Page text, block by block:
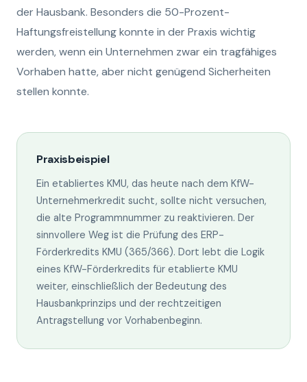
der Hausbank. Besonders die 50-Prozent-
Haftungsfreistellung konnte in der Praxis wichtig
werden, wenn ein Unternehmen zwar ein tragfähiges
Vorhaben hatte, aber nicht genügend Sicherheiten
stellen konnte.
Praxisbeispiel
Ein etabliertes KMU, das heute nach dem KfW-
Unternehmerkredit sucht, sollte nicht versuchen,
die alte Programmnummer zu reaktivieren. Der
sinnvollere Weg ist die Prüfung des ERP-
Förderkredits KMU (365/366). Dort lebt die Logik
eines KfW-Förderkredits für etablierte KMU
weiter, einschließlich der Bedeutung des
Hausbankprinzips und der rechtzeitigen
Antragstellung vor Vorhabenbeginn.